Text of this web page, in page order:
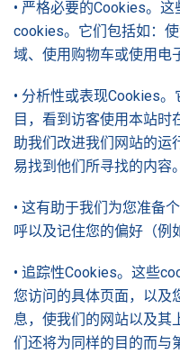
• 严格必要的Cookies。
cookies。它们包括如：
域、使用购物车或使用电
• 分析性或表现Cookies
目，看到访客使用本站时
助我们改进我们网站的运
易找到他们所寻找的内容。
• 这有助于我们为您准备
呼以及记住您的偏好（例
• 追踪性Cookies。这些
您访问的具体页面，以及
息，使我们的网站以及其
们还将为同样的目的而与